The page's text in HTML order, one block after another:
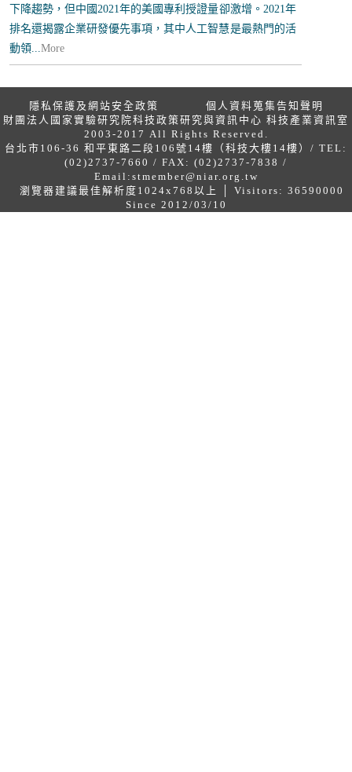
下降趨勢，但中​​國2021年的美國專利授證量卻激增。2021年
排名還揭露企業研發優先事項，其中人工智慧是最熱門的活
動領...More
隱私保護及網站安全政策
個人資料蒐集告知聲明
財團法人國家實驗研究院科技政策研究與資訊中心 科技產業資訊室
2003-2017 All Rights Reserved.
台北市106-36 和平東路二段106號14樓（科技大樓14樓）/ TEL:
(02)2737-7660 / FAX: (02)2737-7838 /
Email: stmember@niar.org.tw
瀏覽器建議最佳解析度1024x768以上 │ Visitors: 36590000
Since 2012/03/10